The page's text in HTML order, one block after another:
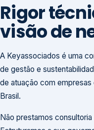
Rigor
visão de
A Keyassociados é uma
de gestão e
de atuação com
Brasil.
Não prestamos